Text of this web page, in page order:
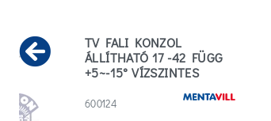
Previous
TV FALI KONZOL
ÁLLÍTHATÓ 17 -42 FÜGG
+5~-15° VÍZSZINTES
600124